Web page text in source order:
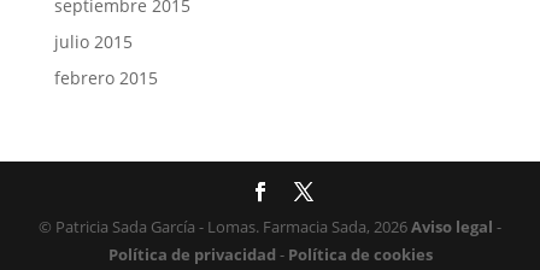
septiembre 2015
julio 2015
febrero 2015
© Patricia Sada García - Lomas. Farmacia Sada, 2026Aviso legal -
Política de privacidad -Política de cookies